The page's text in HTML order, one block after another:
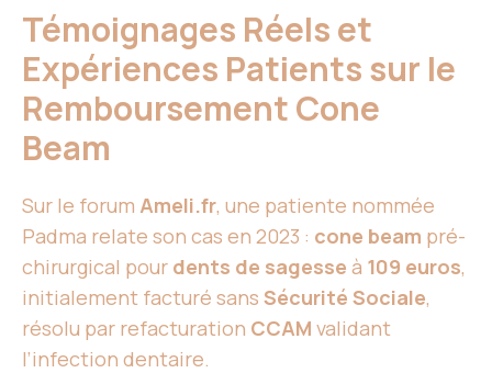
Témoignages Réels et
Expériences Patients sur le
Remboursement Cone
Beam
Sur le forum Ameli.fr, une patiente nommée
Padma relate son cas en 2023 : cone beam pré-
chirurgical pour dents de sagesse à 109 euros,
initialement facturé sans Sécurité Sociale,
résolu par refacturation CCAM validant
l’infection dentaire.